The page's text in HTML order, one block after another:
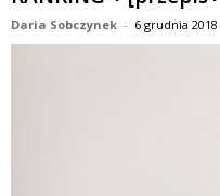
Daria Sobczynek - 6 grudnia 2018